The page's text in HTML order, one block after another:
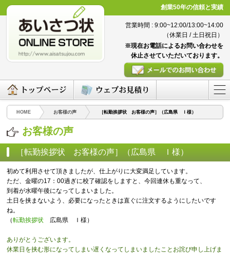
創業50年の信頼と実績
営業時間 : 9:00~12:00/13:00~14:00
（休業日 / 土日祝日）
※現在お電話によるお問い合わせを
休止させていただいております。
HOME お客様の声 ［転勤挨拶状 お客様の声］（広島県 Ｉ様）
お客様の声
［転勤挨拶状 お客様の声］（広島県 Ｉ様）
（2016/03/07）
初めて利用させて頂きましたが、仕上がりに大変満足しています。
ただ、金曜の17：00過ぎに校了確認をしますと、今回連休も重なって、
到着が水曜午後になってしまいました。
土日を挟まないよう、必要になったときは直ぐに注文するようにしたいです
ね。
（転勤挨拶状 広島県 Ｉ様）
ありがとうございます。
休業日を挟む形になってしまい遅くなってしまいましたことお詫び申し上げま